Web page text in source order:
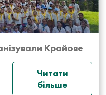
Крайове
Читати
більше